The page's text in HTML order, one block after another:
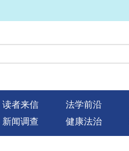
读者来信 法学前沿
新闻调查 健康法治